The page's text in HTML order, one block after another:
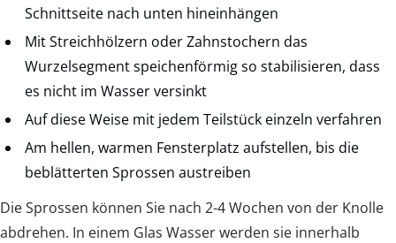
Schnittseite nach unten hineinhängen
Mit Streichhölzern oder Zahnstochern das
Wurzelsegment speichenförmig so stabilisieren, dass
es nicht im Wasser versinkt
Auf diese Weise mit jedem Teilstück einzeln verfahren
Am hellen, warmen Fensterplatz aufstellen, bis die
beblätterten Sprossen austreiben
Die Sprossen können Sie nach 2-4 Wochen von der Knolle
abdrehen. In einem Glas Wasser werden sie innerhalb